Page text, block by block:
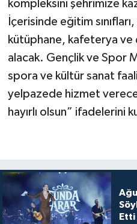
kompleksini şehrimize
İçerisinde eğitim
kütüphane, kafeterya ve
alacak. Gençlik ve Spor
spora ve kültür sanat
yelpazede hizmet
hayırlı olsun” ifadelerini
Etti